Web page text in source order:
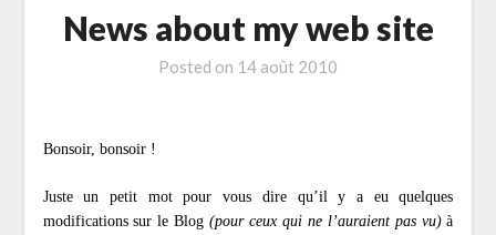
News about my web site
Posted on 14 août 2010
Bonsoir, bonsoir !
Juste un petit mot pour vous dire qu’il y a eu quelques
modifications sur le Blog(pour ceux qui ne l’auraient pas vu)à